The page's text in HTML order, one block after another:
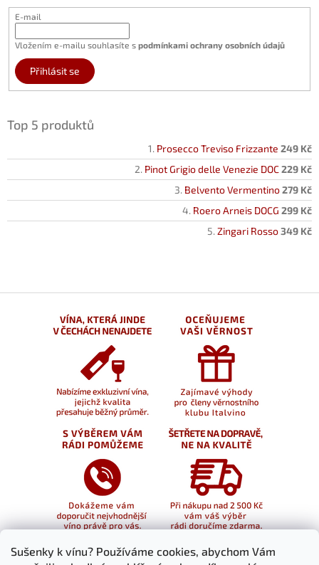
Sušenky k vínu? Používáme cookies, abychom Vám
E-mail
Vložením e-mailu souhlasíte s podmínkami ochrany osobních údajů
Přihlásit se
Top 5 produktů
Prosecco Treviso Frizzante 249 Kč
Pinot Grigio delle Venezie DOC229 Kč
Belvento Vermentino279 Kč
Roero Arneis DOCG 299 Kč
Zingari Rosso349 Kč